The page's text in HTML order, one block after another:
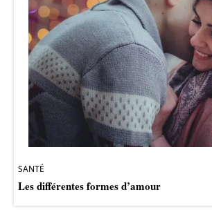
SANTÉ
Les différentes formes d’amour